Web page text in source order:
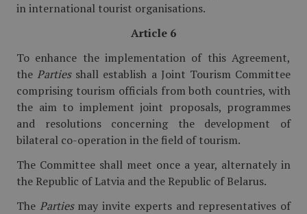
in international tourist organisations.
Article 6
To enhance the implementation of this Agreement,
thePartiesshall establish a Joint Tourism Committee
comprising tourism officials from both countries, with
the aim to implement joint proposals, programmes
and resolutions concerning the development of
bilateral co-operation in the field of tourism.
The Committee shall meet once a year, alternately in
the Republic of Latvia and the Republic of Belarus.
The Partiesmay invite experts and representatives of